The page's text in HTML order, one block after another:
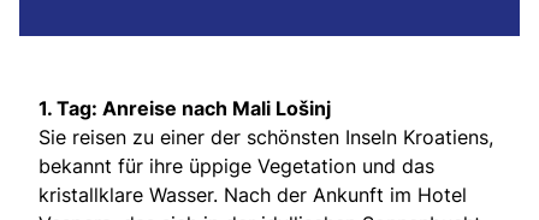
1. Tag: Anreise nach Mali Lošinj
Sie reisen zu einer der schönsten Inseln Kroatiens,
bekannt für ihre üppige Vegetation und das
kristallklare Wasser. Nach der Ankunft im Hotel